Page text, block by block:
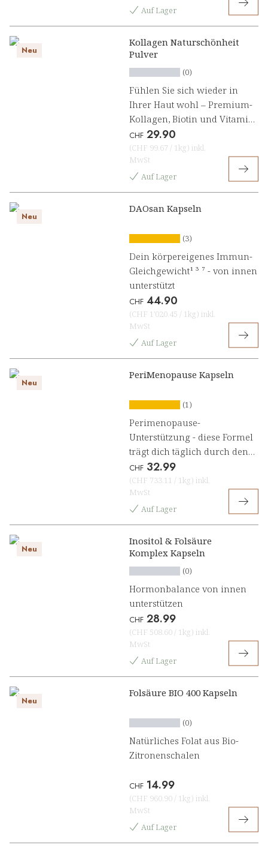
Auf Lager
Neu
Kollagen Naturschönheit
Pulver
(0)
Fühlen Sie sich wieder in
Ihrer Haut wohl – Premium-
Kollagen, Biotin und Vitamin
C schenken Ihnen die
natürliche Schönheit, die von
innen strahlt
CHF 29.90
(CHF 99.67 / 1kg) inkl.
MwSt
Auf Lager
Neu
DAOsan Kapseln
(3)
Dein körpereigenes Immun-
Gleichgewicht¹ ³ ⁷ - von innen
unterstützt
CHF 44.90
(CHF 1'020.45 / 1kg) inkl.
MwSt
Auf Lager
Neu
PeriMenopause Kapseln
(1)
Perimenopause-
Unterstützung - diese Formel
trägt dich täglich durch den
Wandel
CHF 32.99
(CHF 733.11 / 1kg) inkl.
MwSt
Auf Lager
Neu
Inositol & Folsäure
Komplex Kapseln
(0)
Hormonbalance von innen
unterstützen
CHF 28.99
(CHF 508.60 / 1kg) inkl.
MwSt
Auf Lager
Neu
Folsäure BIO 400 Kapseln
(0)
Natürliches Folat aus Bio-
Zitronenschalen
CHF 14.99
(CHF 960.90 / 1kg) inkl.
MwSt
Auf Lager